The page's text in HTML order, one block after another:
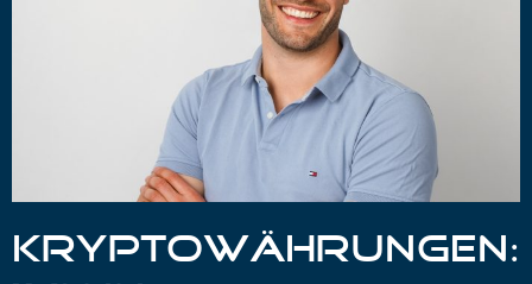
KRYPTOWÄHRUNGEN: